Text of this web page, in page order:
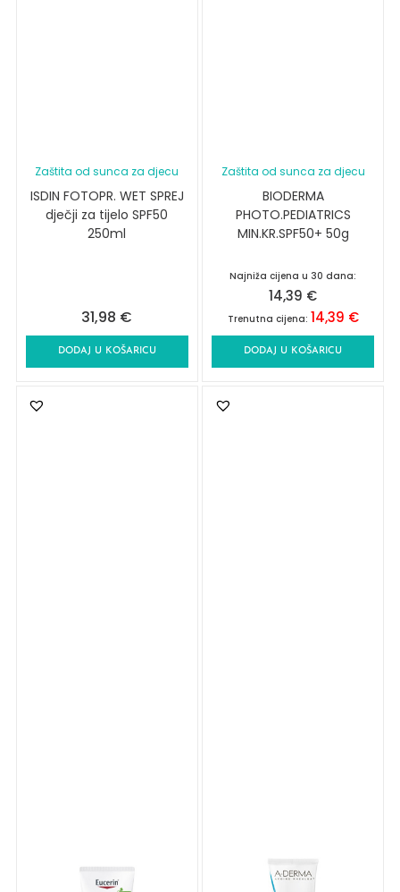
Zaštita od sunca za djecu
ISDIN FOTOPR. WET SPREJ
dječji za tijelo SPF50
250ml
31,98 €
DODAJ U KOŠARICU
Zaštita od sunca za djecu
BIODERMA
PHOTO.PEDIATRICS
MIN.KR.SPF50+ 50g
Najniža cijena u 30 dana:
14,39 €
Trenutna cijena: 14,39 €
DODAJ U KOŠARICU